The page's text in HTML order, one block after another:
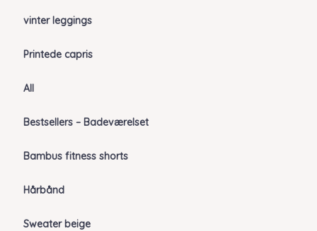
vinter leggings
Printede capris
All
Bestsellers – Badeværelset
Bambus fitness shorts
Hårbånd
Sweater beige